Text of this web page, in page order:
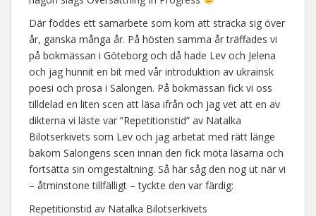
Där föddes ett samarbete som kom att sträcka sig över
år, ganska många år. På hösten samma år träffades vi
på bokmässan i Göteborg och då hade Lev och Jelena
och jag hunnit en bit med vår introduktion av ukrainsk
poesi och prosa i Salongen. På bokmässan fick vi oss
tilldelad en liten scen att läsa ifrån och jag vet att en av
dikterna vi läste var ”Repetitionstid” av Natalka
Bilotserkivets som Lev och jag arbetat med rätt länge
bakom Salongens scen innan den fick möta läsarna och
fortsätta sin omgestaltning. Så här såg den nog ut när vi
– åtminstone tillfälligt – tyckte den var färdig:
Repetitionstid av Natalka Bilotserkivets